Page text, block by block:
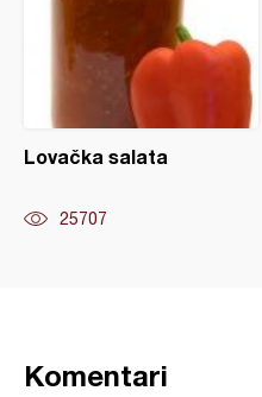
Lovačka salata
25707
Komentari